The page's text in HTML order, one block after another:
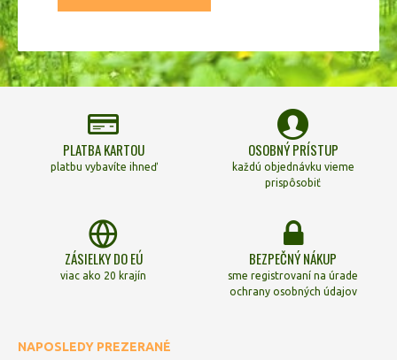
PLATBA KARTOU
platbu vybavíte ihneď
OSOBNÝ PRÍSTUP
každú objednávku vieme
prispôsobiť
ZÁSIELKY DO EÚ
viac ako 20 krajín
BEZPEČNÝ NÁKUP
sme registrovaní na úrade
ochrany osobných údajov
NAPOSLEDY PREZERANÉ